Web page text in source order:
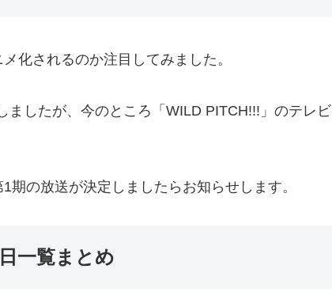
化されるのか注目してみました。
ましたが、今のところ「WILD PITCH!!!」のテレ
期の放送が決定しましたらお知らせします。
一覧まとめ